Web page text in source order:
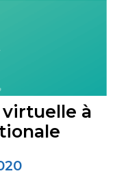
virtuelle à